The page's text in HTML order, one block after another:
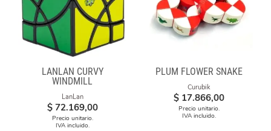
LANLAN CURVY
WINDMILL
LanLan
$ 72.169,00
Precio unitario.
IVA incluido.
PLUM FLOWER SNAKE
Curubik
$ 17.866,00
Precio unitario.
IVA incluido.